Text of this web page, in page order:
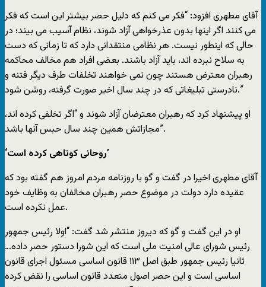
آقای مطهری افزود: “فکر می کنم که دلیل حصر بیشتر این است که فکر
می کنند اگر اینها بدون عذرخواهی آزاد شوند، نظام آسیب می بیند؛ در
حالی که اینطور نیست. هر نظامی منتقدانی دارد که تا زمانی که دست
به سلاح نبرده اند، باید آزاد باشند. بعضی افراد هم مخالف محاکمه
رهبران معترض هستند چون نمی خواهند تخلفات طرف دیگر فتنه و
نادرستی تبلیغاتی که در چند سال اخیر صورت گرفته، روشن شود.”
او پیشنهاد کرد که رهبران معترضان آزاد شوند و “اگر تخلفی کرده اند،
مجازاتش همین چند سال حبس آنها باشد”.
‘روحانی کوتاهی کرده است’
آقای مطهری اخیرا در گفت و گو با روزنامه مردم امروز هم گفته بود که
عقیده دارد دولت در موضوع حصر رهبران مخالفان به وظایف خود
عمل نکرده است.
او در این گفت و گو که دیروز منتشر شد گفت: “اولا رئیس جمهور
رئیس شورای عالی امنیت ملی است که این شورا دستور حصر داده…
ثانیا رئیس جمهور طبق اصل ۱۱۳ قانون اساسی مسئول اجرای قانون
اساسی است و این حصر اصول متعدد قانون اساسی را نقض کرده